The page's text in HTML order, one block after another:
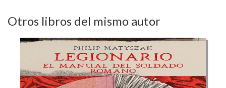
Otros libros del mismo autor